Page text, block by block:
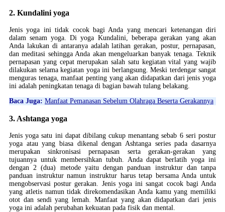
2. Kundalini yoga
Jenis yoga ini tidak cocok bagi Anda yang mencari ketenangan diri
dalam senam yoga. Di yoga Kundalini, beberapa gerakan yang akan
Anda lakukan di antaranya adalah latihan gerakan, postur, pernapasan,
dan meditasi sehingga Anda akan mengeluarkan banyak tenaga. Teknik
pernapasan yang cepat merupakan salah satu kegiatan vital yang wajib
dilakukan selama kegiatan yoga ini berlangsung. Meski terdengar sangat
menguras tenaga, manfaat penting yang akan didapatkan dari jenis yoga
ini adalah peningkatan tenaga di bagian bawah tulang belakang.
Baca Juga: Manfaat Pemanasan Sebelum Olahraga Beserta Gerakannya
3. Ashtanga yoga
Jenis yoga satu ini dapat dibilang cukup menantang sebab 6 seri postur
yoga atau yang biasa dikenal dengan Ashtanga series pada dasarnya
merupakan sinkronisasi pernapasan serta gerakan-gerakan yang
tujuannya untuk membersihkan tubuh. Anda dapat berlatih yoga ini
dengan 2 (dua) metode yaitu dengan panduan instruktur dan tanpa
panduan instruktur namun instruktur harus tetap bersama Anda untuk
mengobservasi postur gerakan. Jenis yoga ini sangat cocok bagi Anda
yang atletis namun tidak direkomendasikan Anda kamu yang memiliki
otot dan sendi yang lemah. Manfaat yang akan didapatkan dari jenis
yoga ini adalah perubahan kekuatan pada fisik dan mental.